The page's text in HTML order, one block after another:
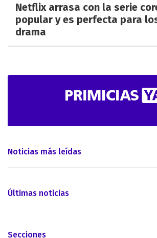
Netflix arrasa con la serie
popular y es perfecta para
drama
Noticias más leídas
Últimas noticias
Secciones